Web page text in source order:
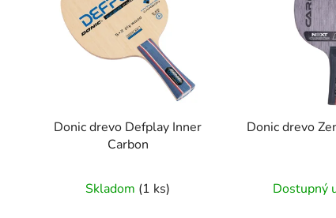
Donic drevo Defplay Inner
Carbon
Skladom (1 ks)
Donic drevo
Dostupný